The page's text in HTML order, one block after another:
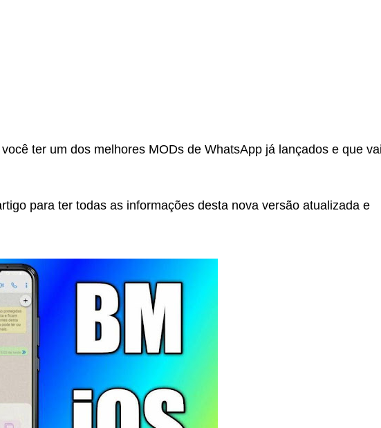
ter um dos melhores MODs de WhatsApp já lançados e que
para ter todas as informações desta nova versão atualizada e